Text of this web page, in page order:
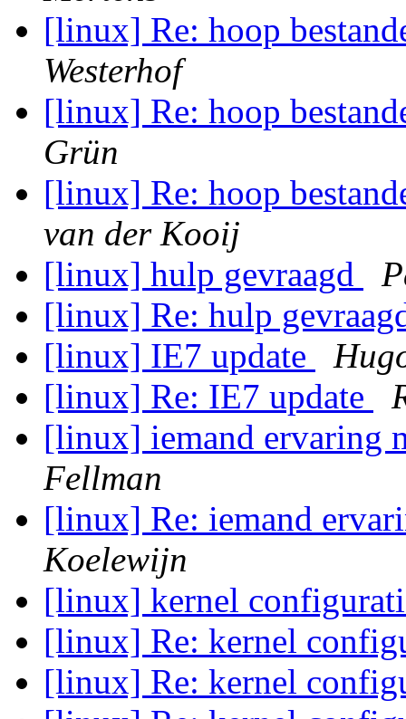
[linux] Re: hoop
Westerhof
[linux] Re: hoop
Grün
[linux] Re: hoop
van der Kooij
[linux] hulp gevraagd
[linux] Re: hulp
[linux] IE7 update
[linux] Re: IE7 update
[linux] iemand ervaring
Fellman
[linux] Re: iemand
Koelewijn
[linux] kernel
[linux] Re: kernel
[linux] Re: kernel